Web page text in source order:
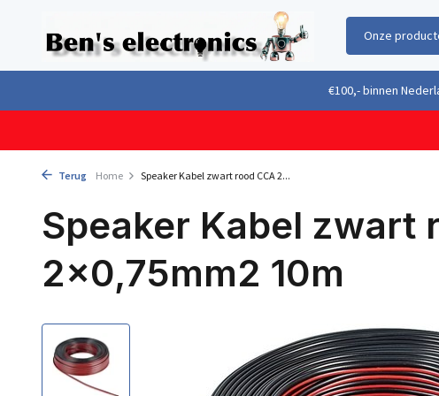
Onze
Geleverd uit
Terug Home Speaker Kabel zwart rood CCA 2...
Speaker Kabel zwart
2x0,75mm2 10m